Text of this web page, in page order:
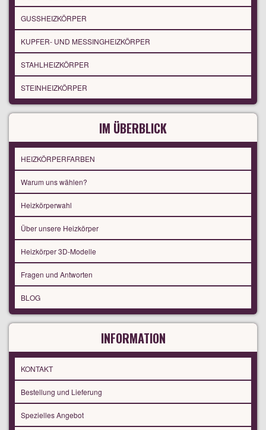
GUSSHEIZKÖRPER
KUPFER- UND MESSINGHEIZKÖRPER
STAHLHEIZKÖRPER
STEINHEIZKÖRPER
IM ÜBERBLICK
HEIZKÖRPERFARBEN
Warum uns wählen?
Heizkörperwahl
Über unsere Heizkörper
Heizkörper 3D-Modelle
Fragen und Antworten
BLOG
INFORMATION
KONTAKT
Bestellung und Lieferung
Spezielles Angebot